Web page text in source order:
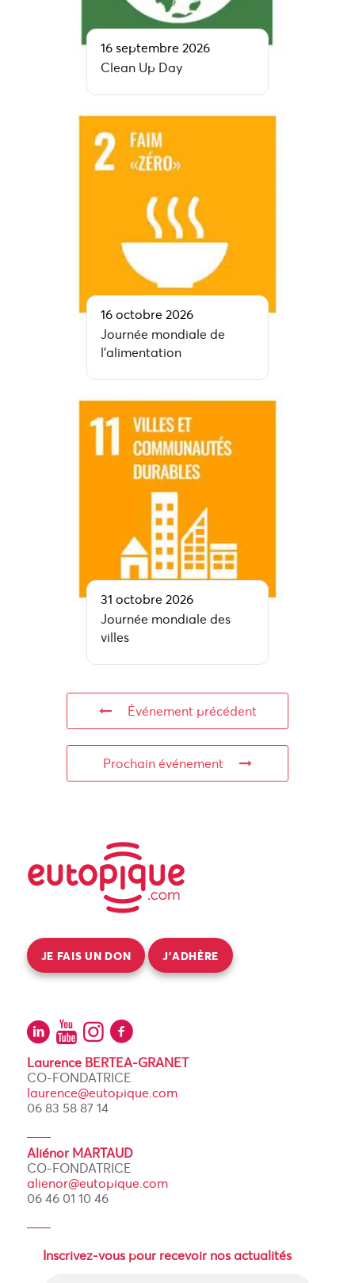
16 septembre 2026
Clean Up Day
16 octobre 2026
Journée mondiale de
l’alimentation
31 octobre 2026
Journée mondiale des
villes
Événement précédent
Prochain événement
JE FAIS UN DON J’ADHÈRE
Laurence BERTEA-GRANET
CO-FONDATRICE
laurence@eutopique.com
06 83 58 87 14
Aliénor MARTAUD
CO-FONDATRICE
alienor@eutopique.com
06 46 01 10 46
Inscrivez-vous pour recevoir nos actualités